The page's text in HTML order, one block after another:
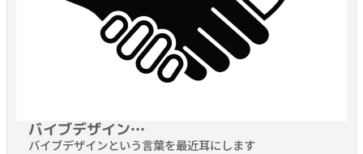
バイブデザイン…
バイブデザインという言葉を最近耳にします